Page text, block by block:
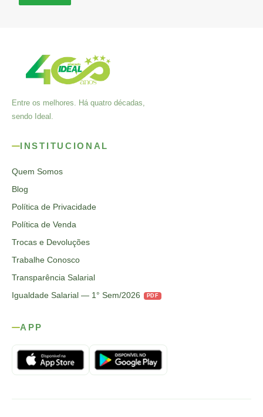
Entre os melhores. Há quatro décadas,
sendo Ideal.
INSTITUCIONAL
Quem Somos
Blog
Política de Privacidade
Política de Venda
Trocas e Devoluções
Trabalhe Conosco
Transparência Salarial
Igualdade Salarial — 1° Sem/2026
PDF
APP